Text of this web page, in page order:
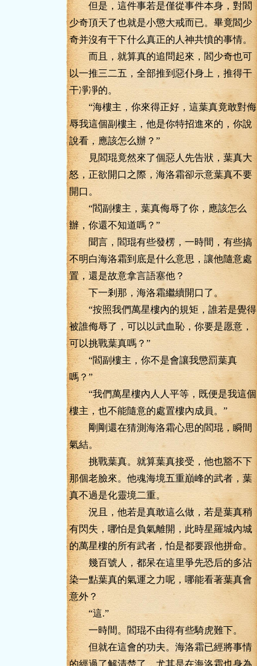
但是，這件事若是僅從事件本身，對閻
少奇頂天了也就是小懲大戒而已。畢竟閻少
奇并沒有干下什么真正的人神共憤的事情。
而且，就算真的追問起來，閻少奇也可
以一推三二五，全部推到惡仆身上，推得干
干凈凈的。
“海樓主，你來得正好，這葉真竟敢對侮
辱我這個副樓主，他是你特招進來的，你說
說看，應該怎么辦？”
見閻琨竟然來了個惡人先告狀，葉真大
怒，正欲開口之際，海洛霜卻示意葉真不要
開口。
“閻副樓主，葉真侮辱了你，應該怎么
辦，你還不知道嗎？”
聞言，閻琨有些發楞，一時間，有些搞
不明白海洛霜到底是什么意思，讓他隨意處
置，還是故意拿言語塞他？
下一剎那，海洛霜繼續開口了。
“按照我們萬星樓內的規矩，誰若是覺得
被誰侮辱了，可以以武血恥，你要是愿意，
可以挑戰葉真嗎？”
“閻副樓主，你不是會讓我懲罰葉真
嗎？”
“我們萬星樓內人人平等，既便是我這個
樓主，也不能隨意的處置樓內成員。”
剛剛還在猜測海洛霜心思的閻琨，瞬間
氣結。
挑戰葉真。就算葉真接受，他也豁不下
那個老臉來。他魂海境五重巔峰的武者，葉
真不過是化靈境二重。
況且，他若是真敢這么做，若是葉真稍
有閃失，哪怕是負氣離開，此時星羅城內城
的萬星樓的所有武者，怕是都要跟他拼命。
幾百號人，都呆在這里爭先恐后的多沾
染一點葉真的氣運之力呢，哪能看著葉真會
意外？
“這.”
一時間。閻琨不由得有些騎虎難下。
但就在這會的功夫。海洛霜已經將事情
的經過了解清楚了，尤其是在海洛霜也身為